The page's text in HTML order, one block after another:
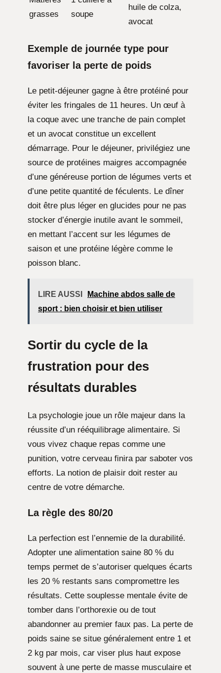
grasses
soupe
huile de colza,
avocat
Exemple de journée type pour
favoriser la perte de poids
Le petit-déjeuner gagne à être protéiné pour
éviter les fringales de 11 heures. Un œuf à
la coque avec une tranche de pain complet
et un avocat constitue un excellent
démarrage. Pour le déjeuner, privilégiez une
source de protéines maigres accompagnée
d’une généreuse portion de légumes verts et
d’une petite quantité de féculents. Le dîner
doit être plus léger en glucides pour ne pas
stocker d’énergie inutile avant le sommeil,
en mettant l’accent sur les légumes de
saison et une protéine légère comme le
poisson blanc.
LIRE AUSSI
Machine abdos salle de
sport : bien choisir et bien utiliser
Sortir du cycle de la
frustration pour des
résultats durables
La psychologie joue un rôle majeur dans la
réussite d’un rééquilibrage alimentaire. Si
vous vivez chaque repas comme une
punition, votre cerveau finira par saboter vos
efforts. La notion de plaisir doit rester au
centre de votre démarche.
La règle des 80/20
La perfection est l’ennemie de la durabilité.
Adopter une alimentation saine 80 % du
temps permet de s’autoriser quelques écarts
les 20 % restants sans compromettre les
résultats. Cette souplesse mentale évite de
tomber dans l’orthorexie ou de tout
abandonner au premier faux pas. La perte de
poids saine se situe généralement entre 1 et
2 kg par mois, car viser plus haut expose
souvent à une perte de masse musculaire et